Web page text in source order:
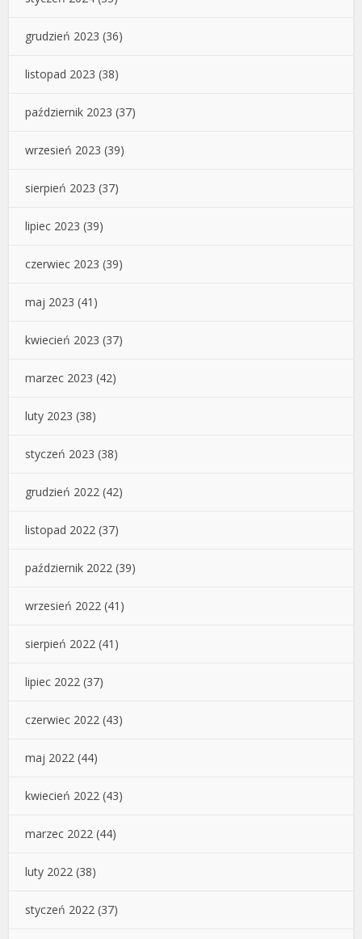
grudzień 2023 (36)
listopad 2023 (38)
październik 2023 (37)
wrzesień 2023 (39)
sierpień 2023 (37)
lipiec 2023 (39)
czerwiec 2023 (39)
maj 2023 (41)
kwiecień 2023 (37)
marzec 2023 (42)
luty 2023 (38)
styczeń 2023 (38)
grudzień 2022 (42)
listopad 2022 (37)
październik 2022 (39)
wrzesień 2022 (41)
sierpień 2022 (41)
lipiec 2022 (37)
czerwiec 2022 (43)
maj 2022 (44)
kwiecień 2022 (43)
marzec 2022 (44)
luty 2022 (38)
styczeń 2022 (37)